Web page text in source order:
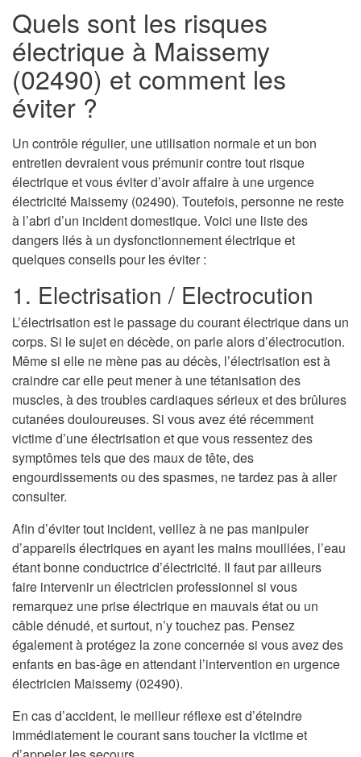
Quels sont les risques
électrique à Maissemy
(02490) et comment les
éviter ?
Un contrôle régulier, une utilisation normale et un bon
entretien devraient vous prémunir contre tout risque
électrique et vous éviter d’avoir affaire à une urgence
électricité Maissemy (02490). Toutefois, personne ne reste
à l’abri d’un incident domestique. Voici une liste des
dangers liés à un dysfonctionnement électrique et
quelques conseils pour les éviter :
1. Electrisation / Electrocution
L’électrisation est le passage du courant électrique dans un
corps. Si le sujet en décède, on parle alors d’électrocution.
Même si elle ne mène pas au décès, l’électrisation est à
craindre car elle peut mener à une tétanisation des
muscles, à des troubles cardiaques sérieux et des brûlures
cutanées douloureuses. Si vous avez été récemment
victime d’une électrisation et que vous ressentez des
symptômes tels que des maux de tête, des
engourdissements ou des spasmes, ne tardez pas à aller
consulter.
Afin d’éviter tout incident, veillez à ne pas manipuler
d’appareils électriques en ayant les mains mouillées, l’eau
étant bonne conductrice d’électricité. Il faut par ailleurs
faire intervenir un électricien professionnel si vous
remarquez une prise électrique en mauvais état ou un
câble dénudé, et surtout, n’y touchez pas. Pensez
également à protégez la zone concernée si vous avez des
enfants en bas-âge en attendant l’intervention en urgence
électricien Maissemy (02490).
En cas d’accident, le meilleur réflexe est d’éteindre
immédiatement le courant sans toucher la victime et